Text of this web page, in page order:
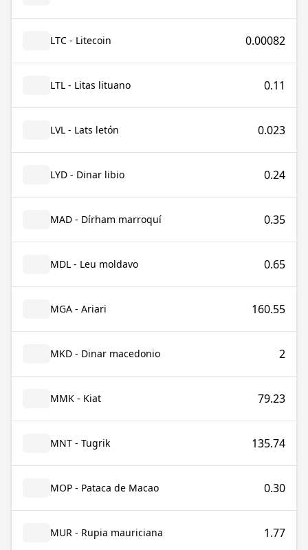
LTC - Litecoin 0.00082
LTL - Litas lituano 0.11
LVL - Lats letón 0.023
LYD - Dinar libio 0.24
MAD - Dírham marroquí 0.35
MDL - Leu moldavo 0.65
MGA - Ariari 160.55
MKD - Dinar macedonio 2
MMK - Kiat 79.23
MNT - Tugrik 135.74
MOP - Pataca de Macao 0.30
MUR - Rupia mauriciana 1.77